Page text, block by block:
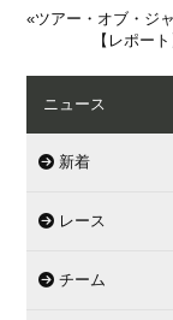
«ツアー・オブ・ジ
【レポー
ニュース
新着
レース
チーム